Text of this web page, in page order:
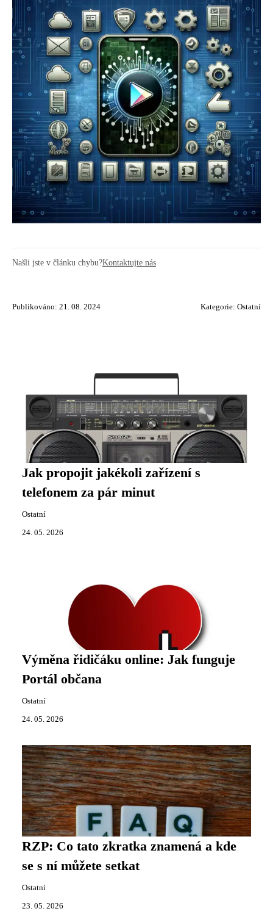
Našli jste v článku chybu?Kontaktujte nás
Publikováno: 21. 08. 2024 Kategorie: Ostatní
Jak propojit jakékoli zařízení s
telefonem za pár minut
Ostatní
24. 05. 2026
Výměna řidičáku online: Jak funguje
Portál občana
Ostatní
24. 05. 2026
RZP: Co tato zkratka znamená a kde
se s ní můžete setkat
Ostatní
23. 05. 2026